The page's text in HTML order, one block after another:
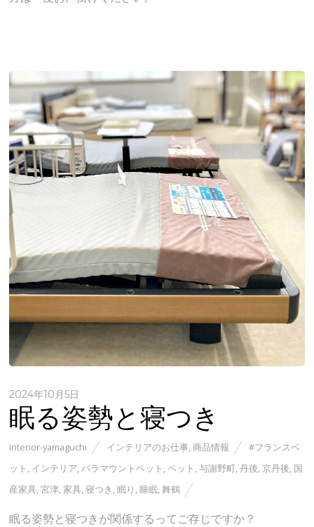
2024年10月5日
眠る姿勢と寝つき
interior-yamaguchi インテリアのお仕事,商品情報
#フランスベ
ット , インテリア,パラマウントベット ,ベット ,与謝野町,丹後,京丹後, 国
産家具,宮津,家具,寝つき ,眠り ,睡眠,舞鶴
眠る姿勢と寝つきが関係するってご存じですか？